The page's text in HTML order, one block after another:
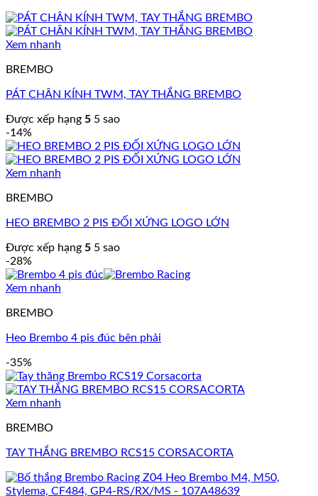
Xem nhanh
BREMBO
PÁT CHÂN KÍNH TWM, TAY THẮNG BREMBO
Được xếp hạng 5 5 sao
-14%
Xem nhanh
BREMBO
HEO BREMBO 2 PIS ĐỐI XỨNG LOGO LỚN
Được xếp hạng 5 5 sao
-28%
Xem nhanh
BREMBO
Heo Brembo 4 pis đúc bên phải
-35%
Xem nhanh
BREMBO
TAY THẮNG BREMBO RCS15 CORSACORTA